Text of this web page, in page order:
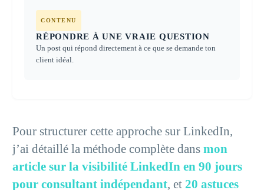
CONTENU
RÉPONDRE À UNE VRAIE QUESTION
Un post qui répond directement à ce que se demande ton
client idéal.
Pour structurer cette approche sur LinkedIn,
j’ai détaillé la méthode complète dans mon
article sur la visibilité LinkedIn en 90 jours
pour consultant indépendant, et 20 astuces